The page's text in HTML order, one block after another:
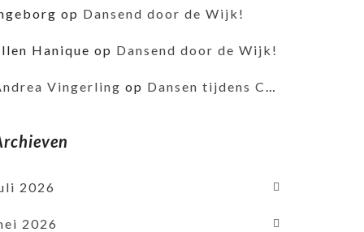
op Dansend door de Wijk!
Hanique op Dansend door de Wijk!
Vingerling op Dansen tijdens Corona
2026
2026